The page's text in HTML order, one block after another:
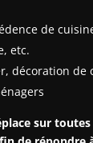
de
etc.
décoration de
sur